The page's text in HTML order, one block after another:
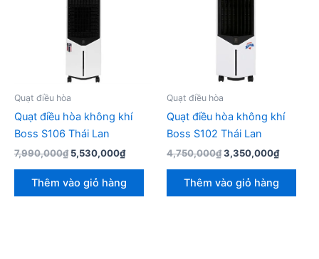
Quạt điều hòa
Quạt điều hòa không khí
Boss S106 Thái Lan
7,990,000₫ Giá
là:
7,990,000₫.
5,530,000₫Giá
là:
Thêm vào giỏ hàng
Quạt điều hòa
Quạt điều hòa không khí
Boss S102 Thái Lan
4,750,000₫Giá
là:
4,750,000₫.
3,350,000₫Giá
Thêm vào giỏ hàng